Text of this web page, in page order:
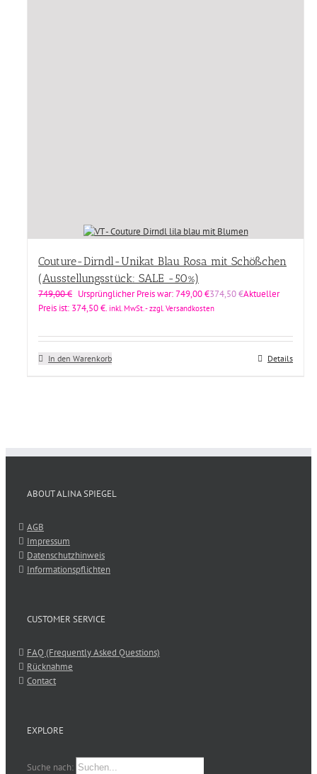
Couture-Dirndl-Unikat Blau Rosa mit Schößchen
(Ausstellungsstück: SALE -50%)
749,00€ Ursprünglicher Preis war: 749,00 €374,50€Aktueller
Preis ist: 374,50 €. inkl. MwSt. - zzgl. Versandkosten
In den Warenkorb Details
ABOUT ALINA SPIEGEL
AGB
Impressum
Datenschutzhinweis
Informationspflichten
CUSTOMER SERVICE
FAQ (Frequently Asked Questions)
Rücknahme
Contact
EXPLORE
Suche nach: